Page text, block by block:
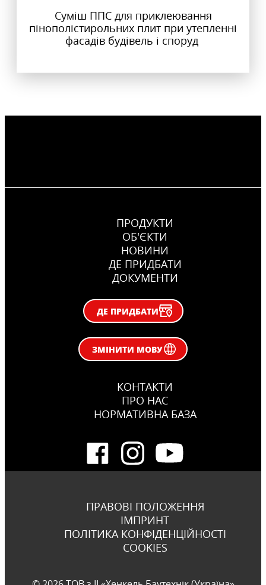
Суміш ППС для приклеювання
пінополістирольних плит при утепленні
фасадів будівель і споруд
ПРОДУКТИ
ОБ'ЄКТИ
НОВИНИ
ДЕ ПРИДБАТИ
ДОКУМЕНТИ
ДЕ ПРИДБАТИ
ЗМІНИТИ МОВУ
КОНТАКТИ
ПРО НАС
НОРМАТИВНА БАЗА
ПРАВОВІ ПОЛОЖЕННЯ
ІМПРИНТ
ПОЛІТИКА КОНФІДЕНЦІЙНОСТІ
COOKIES